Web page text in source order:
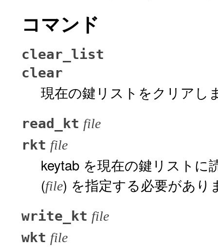
コマンド
clear_list
clear
現在の鍵リストをクリアし
read_kt file
rkt file
keytab を現在の鍵リストに
(file) を指定する必要があり
write_kt file
wkt file